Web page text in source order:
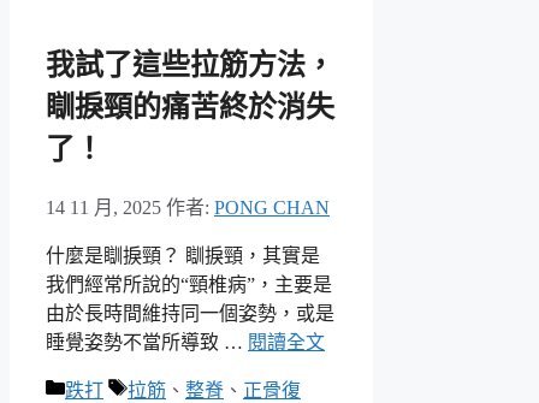
我試了這些拉筋方法，
瞓捩頸的痛苦終於消失
了！
14 11 月, 2025 作者: PONG CHAN
什麼是瞓捩頸？ 瞓捩頸，其實是
我們經常所說的“頸椎病”，主要是
由於長時間維持同一個姿勢，或是
睡覺姿勢不當所導致 … 閱讀全文
分
跌打
標
拉筋 、 整脊 、 正骨復